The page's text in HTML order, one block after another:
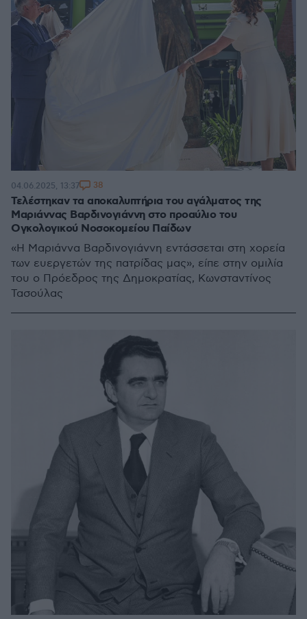
Τελέστηκαν τα αποκαλυπτήρια του αγάλματος της
Μαριάννας Βαρδινογιάννη στο προαύλιο του
Ογκολογικού Νοσοκομείου Παίδων
«Η Μαριάννα Βαρδινογιάννη εντάσσεται στη χορεία
των ευεργετών της πατρίδας μας», είπε στην ομιλία
του ο Πρόεδρος της Δημοκρατίας, Κωνσταντίνος
Τασούλας
04.06.2025, 13:37 38